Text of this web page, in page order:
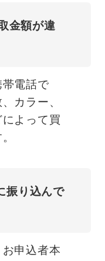
金額が違
電話で
カラー、
よって買
振り込んで
申込者本